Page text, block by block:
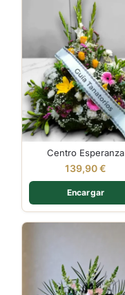
Centro Esperanza
139,90€
Encargar